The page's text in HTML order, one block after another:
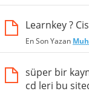
Learnkey ?
En Son Yazan
süper bir
cd leri bu